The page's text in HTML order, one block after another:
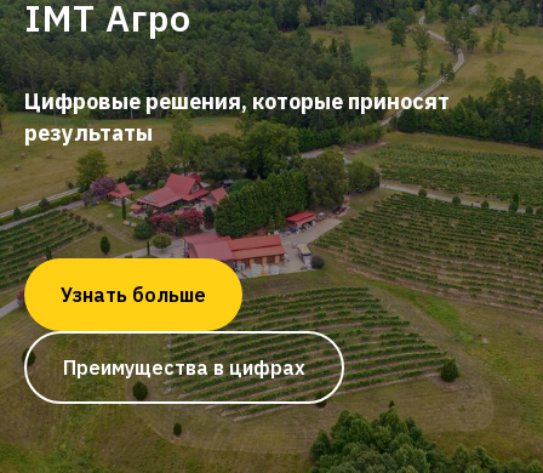
IMT Агро
Цифровые решения, которые приносят
результаты
Узнать больше
Преимущества в цифрах